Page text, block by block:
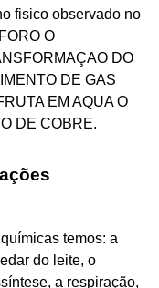
fisico observado no
O
DO
DE GAS
EM AQUA O
DE COBRE.
temos: a
do leite, o
a respiração,